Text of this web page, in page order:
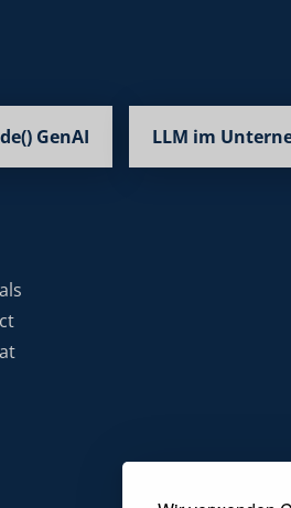
GenAI LLM im